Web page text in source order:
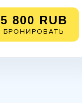
5 800 RUB
БРОНИРОВАТЬ